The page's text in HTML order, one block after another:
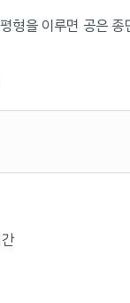
형을 이루면 공은 종